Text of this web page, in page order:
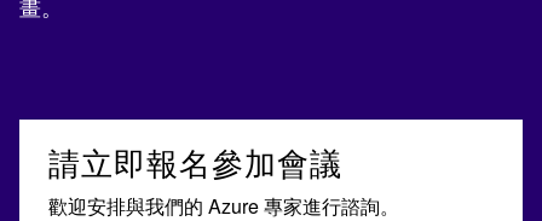
請立即報名參加會議
歡迎安排與我們的 Azure 專家進行諮詢。